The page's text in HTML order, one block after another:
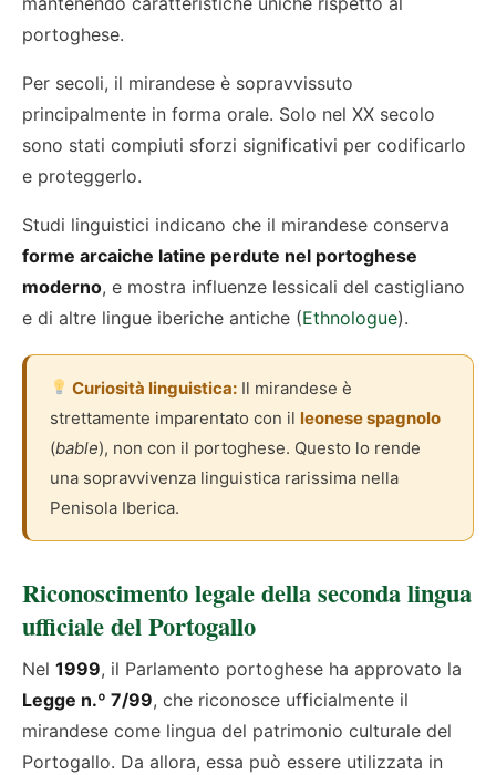
portoghese.
Per secoli, il mirandese è sopravvissuto
principalmente in forma orale. Solo nel XX secolo
sono stati compiuti sforzi significativi per codificarlo
e proteggerlo.
Studi linguistici indicano che il mirandese conserva
forme arcaiche latine perdute nel portoghese
moderno, e mostra influenze lessicali del castigliano
e di altre lingue iberiche antiche (Ethnologue).
Curiosità linguistica:Il mirandese è
strettamente imparentato con il leonese spagnolo
(bable), non con il portoghese. Questo lo rende
una sopravvivenza linguistica rarissima nella
Penisola Iberica.
Riconoscimento legale della seconda lingua
ufficiale del Portogallo
Nel 1999, il Parlamento portoghese ha approvato la
Legge n.º 7/99, che riconosce ufficialmente il
mirandese come lingua del patrimonio culturale del
Portogallo. Da allora, essa può essere utilizzata in